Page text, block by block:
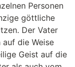
Personen
göttliche
Der Vater
die Weise
Geist auf die